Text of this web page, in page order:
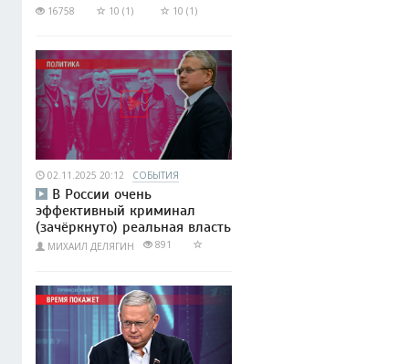
16758
10 (1) 10 (1)
02.11.2025 20:12 СОБЫТИЯ
В России очень
эффективный криминал
(зачёркнуто) реальная власть
МИХАИЛ ДЕЛЯГИН 891